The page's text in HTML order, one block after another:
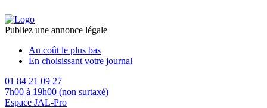
Publiez une annonce légale
Au coût le plus bas
En choisissant votre journal
01 84 21 09 27
7h00 à 19h00 (non surtaxé)
Espace JAL-Pro